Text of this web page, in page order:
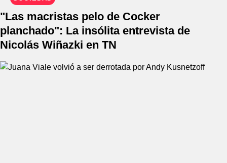
"Las macristas pelo de Cocker
planchado": La insólita entrevista de
Nicolás Wiñazki en TN